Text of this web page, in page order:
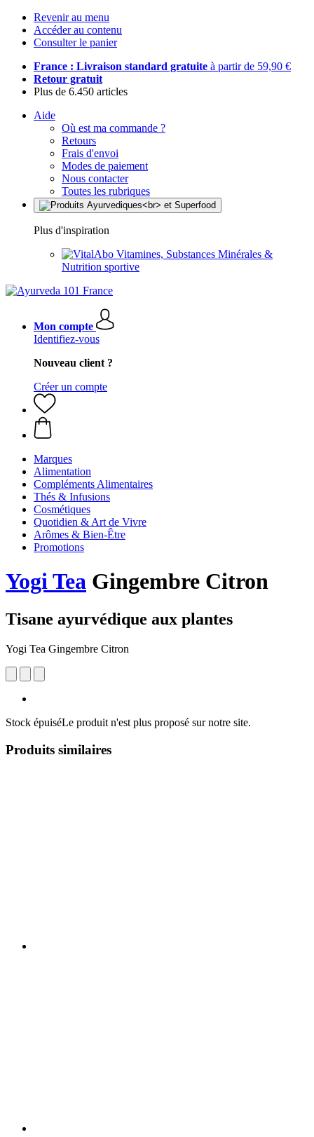
Revenir au menu
Accéder au contenu
Consulter le panier
France : Livraison standard gratuite à partir de 59,90 €
Retour gratuit
Plus de 6.450 articles
Aide
Où est ma commande ?
Retours
Frais d'envoi
Modes de paiement
Nous contacter
Toutes les rubriques
Plus d'inspiration
Vitamines, Substances Minérales &
Nutrition sportive
Mon compte
Identifiez-vous
Nouveau client ?
Créer un compte
Marques
Alimentation
Compléments Alimentaires
Thés & Infusions
Cosmétiques
Quotidien & Art de Vivre
Arômes & Bien-Être
Promotions
Yogi Tea Gingembre Citron
Tisane ayurvédique aux plantes
Yogi Tea Gingembre Citron
Stock épuiséLe produit n'est plus proposé sur notre site.
Produits similaires